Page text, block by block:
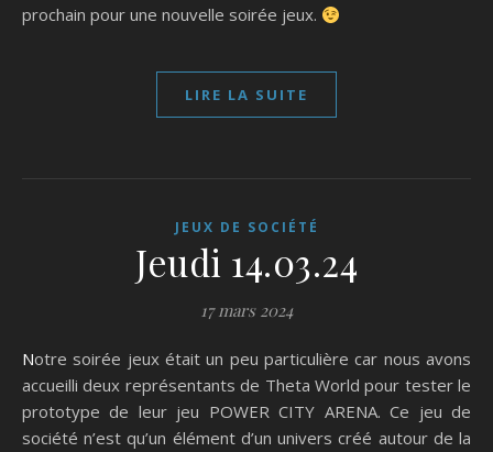
prochain pour une nouvelle soirée jeux.
LIRE LA SUITE
JEUX DE SOCIÉTÉ
Jeudi 14.03.24
17 mars 2024
Notre soirée jeux était un peu particulière car nous avons
accueilli deux représentants de Theta World pour tester le
prototype de leur jeu POWER CITY ARENA. Ce jeu de
société n’est qu’un élément d’un univers créé autour de la